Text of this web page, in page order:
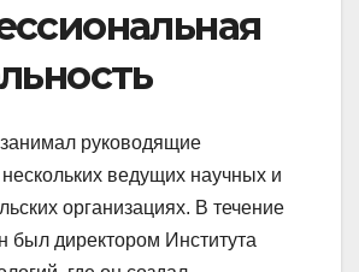
руководящие
ведущих научных и
организациях. В течение
был директором Института